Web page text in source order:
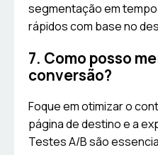
segmentação em
rápidos com base no
7. Como posso
conversão?
Foque em otimizar o
página de destino e a
Testes A/B são